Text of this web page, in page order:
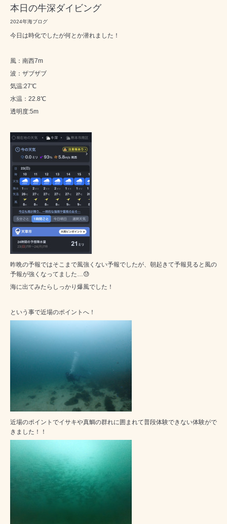
本日の牛深ダイビング
2024年海ブログ
今日は時化でしたが何とか潜れました！
風：南西7m
波：ザブザブ
気温:27℃
水温：22.8℃
透明度:5m
昨晩の予報ではそこまで風強くない予報でしたが、朝起きて予報見ると風の
予報が強くなってました…😓
海に出てみたらしっかり爆風でした！
という事で近場のポイントへ！
近場のポイントでイサキや真鯛の群れに囲まれて普段体験できない体験がで
きました！！